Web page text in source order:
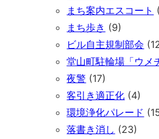
まち案内エスコート
まち歩き (9)
ビル自主規制部会
堂山町駐輪場「ウメ
夜警 (17)
客引き適正化 (4)
環境浄化パレード
落書き消し (23)